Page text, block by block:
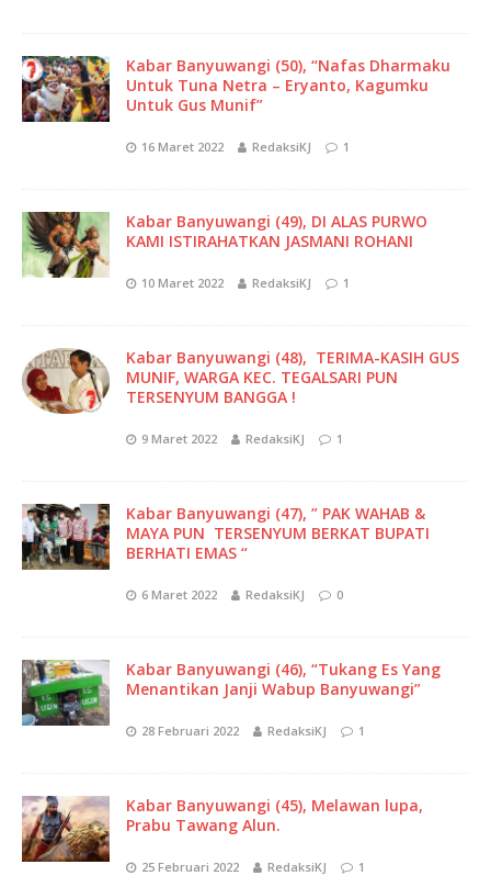
Kabar Banyuwangi (50), “Nafas Dharmaku
Untuk Tuna Netra – Eryanto, Kagumku
Untuk Gus Munif”
16 Maret 2022 RedaksiKJ 1
Kabar Banyuwangi (49), DI ALAS PURWO
KAMI ISTIRAHATKAN JASMANI ROHANI
10 Maret 2022 RedaksiKJ 1
Kabar Banyuwangi (48), TERIMA-KASIH GUS
MUNIF, WARGA KEC. TEGALSARI PUN
TERSENYUM BANGGA !
9 Maret 2022 RedaksiKJ 1
Kabar Banyuwangi (47), ” PAK WAHAB &
MAYA PUN TERSENYUM BERKAT BUPATI
BERHATI EMAS “
6 Maret 2022 RedaksiKJ 0
Kabar Banyuwangi (46), “Tukang Es Yang
Menantikan Janji Wabup Banyuwangi”
28 Februari 2022 RedaksiKJ 1
Kabar Banyuwangi (45), Melawan lupa,
Prabu Tawang Alun.
25 Februari 2022 RedaksiKJ 1